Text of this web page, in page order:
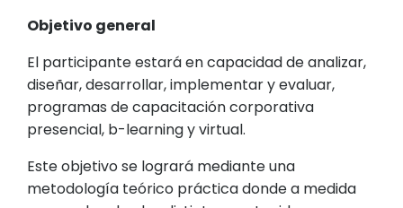
Objetivo general
El participante estará en capacidad de analizar,
diseñar, desarrollar, implementar y evaluar,
programas de capacitación corporativa
presencial, b-learning y virtual.
Este objetivo se logrará mediante una
metodología teórico práctica donde a medida